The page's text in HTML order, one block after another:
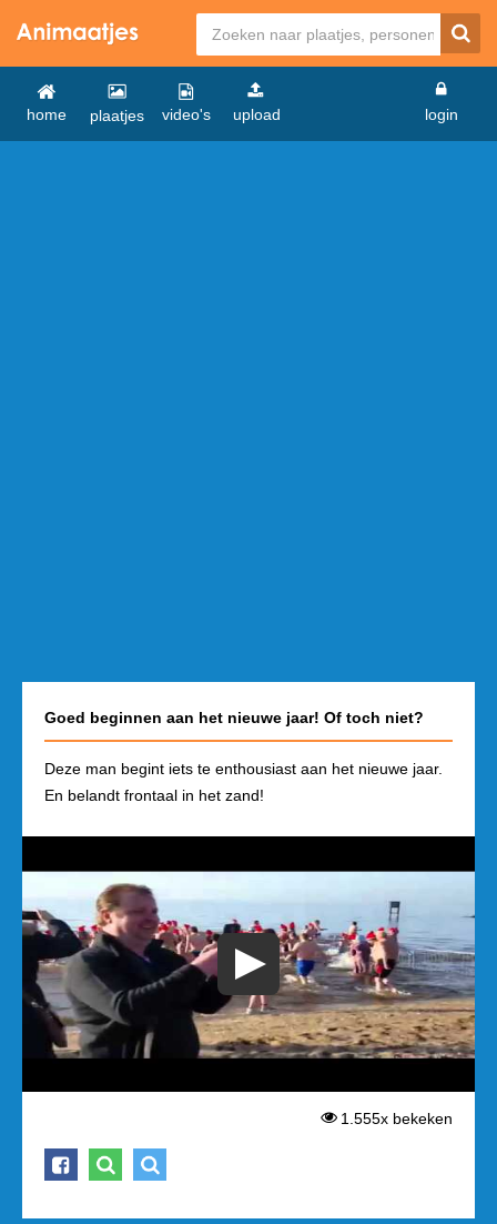
home plaatjes video's upload login
Goed beginnen aan het nieuwe jaar! Of toch niet?
Deze man begint iets te enthousiast aan het nieuwe jaar.
En belandt frontaal in het zand!
1.555x bekeken